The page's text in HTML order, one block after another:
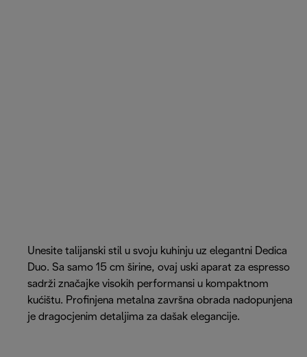
Unesite talijanski stil u svoju kuhinju uz elegantni Dedica
Duo. Sa samo 15 cm širine, ovaj uski aparat za espresso
sadrži značajke visokih performansi u kompaktnom
kućištu. Profinjena metalna završna obrada nadopunjena
je dragocjenim detaljima za dašak elegancije.